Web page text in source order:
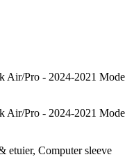
Air/Pro - 2024-2021
Air/Pro - 2024-2021
etuier, Computer sleeve